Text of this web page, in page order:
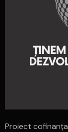
Proiect